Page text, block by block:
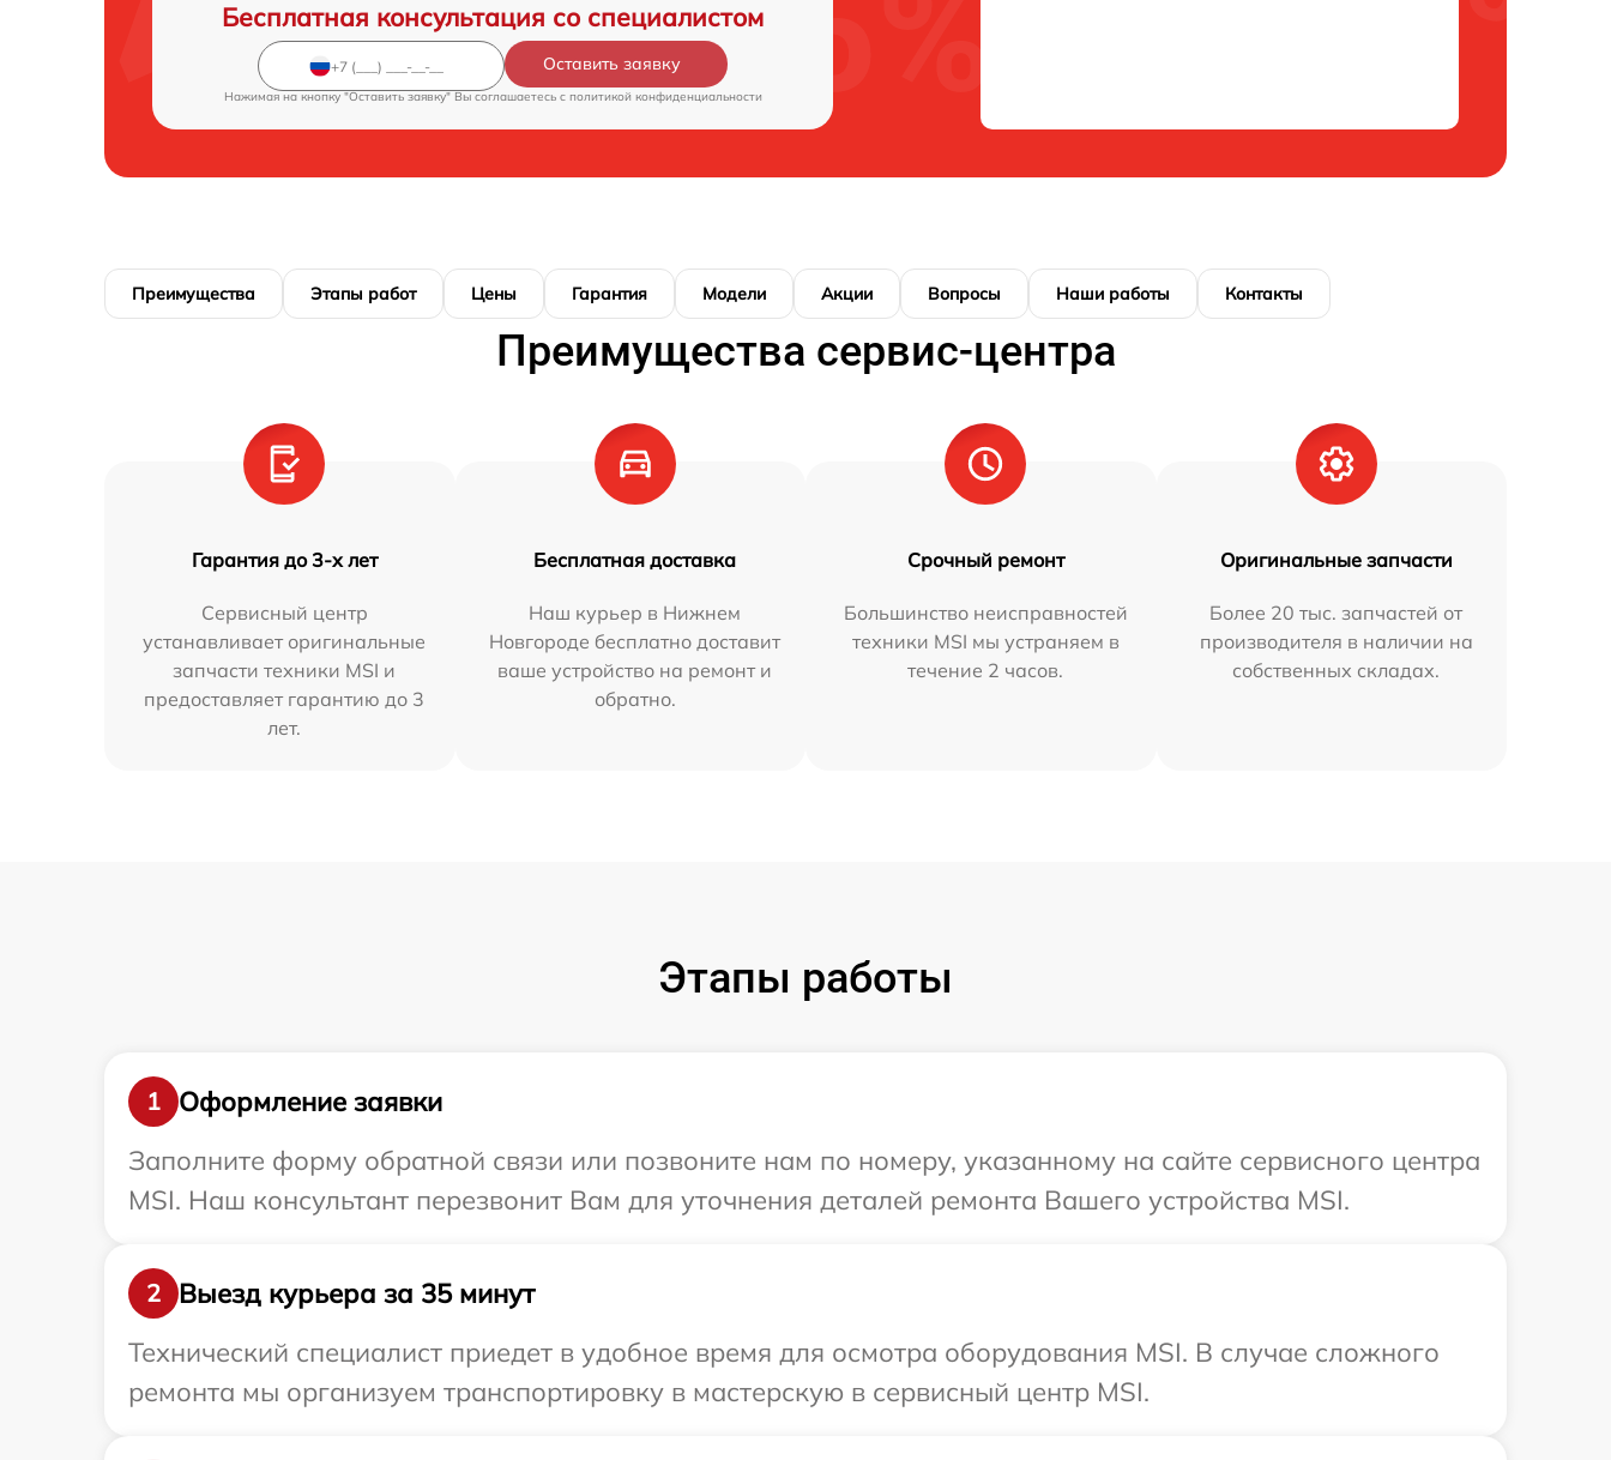
Бесплатная консультация со специалистом
Оставить заявку
Нажимая на кнопку "Оставить заявку" Вы соглашаетесь c политикой конфиденциальности
Преимущества Этапы работ Цены Гарантия Модели Акции Вопросы Наши работы Контакты
Преимущества сервис-центра
Гарантия до 3-х лет
Сервисный центр
устанавливает оригинальные
запчасти техники MSI и
предоставляет гарантию до 3
лет.
Бесплатная доставка
Наш курьер в Нижнем
Новгороде бесплатно доставит
ваше устройство на ремонт и
обратно.
Срочный ремонт
Большинство неисправностей
техники MSI мы устраняем в
течение 2 часов.
Оригинальные запчасти
Более 20 тыс. запчастей от
производителя в наличии на
собственных складах.
Этапы работы
1
Оформление заявки
Заполните форму обратной связи или позвоните нам по номеру, указанному на сайте сервисного центра
MSI. Наш консультант перезвонит Вам для уточнения деталей ремонта Вашего устройства MSI.
2
Выезд курьера за 35 минут
Технический специалист приедет в удобное время для осмотра оборудования MSI. В случае сложного
ремонта мы организуем транспортировку в мастерскую в сервисный центр MSI.